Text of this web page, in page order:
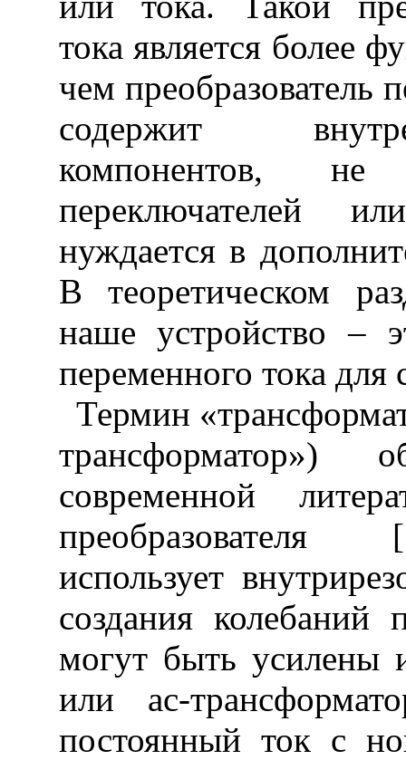
тока является более
чем преобразователь
содержит
компонентов,
переключателей
нуждается в
В теоретическом
наше устройство –
переменного тока для
Термин
трансформатор»)
современной
использует
создания колебаний
могут быть усилены
или ac-
постоянный ток с